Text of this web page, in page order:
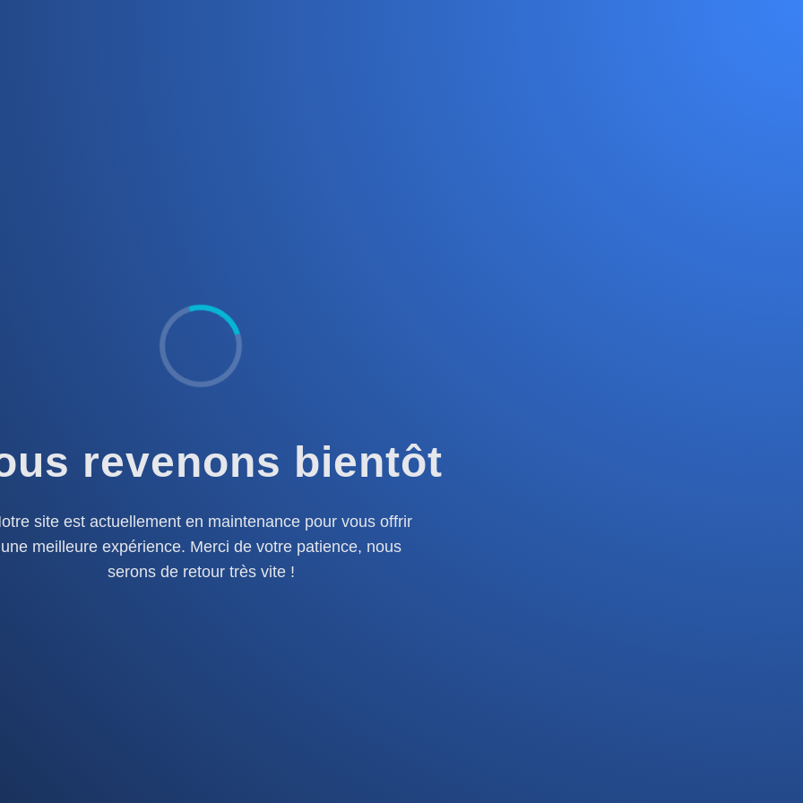
revenons bientôt
site est actuellement en maintenance pour vous offrir
une meilleure expérience. Merci de votre patience, nous
serons de retour très vite !